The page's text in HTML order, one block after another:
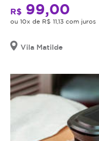
R$ 99,00
ou 10x de R$ 11,13 com juros
Vila Matilde